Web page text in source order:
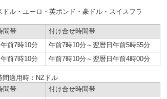
ル・ユーロ・英ポンド・豪ドル・スイスフラ
間帯
付け合せ時間帯
前7時10分
午前7時10分～翌暦日午前5時55分
前7時10分 午前7時10分～翌暦日午前4時00分
間適用時：NZドル
間帯
付け合せ時間帯